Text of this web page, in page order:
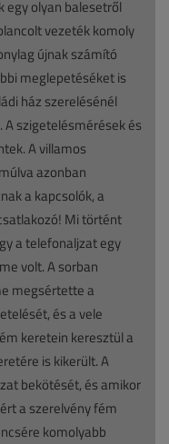
egy olyan balesetről
vezeték komoly
újnak számító
meglepetéséket is
ház szerelésénél
szigetelésmérések és
A villamos
azonban
a kapcsolók, a
Mi történt
a telefonaljzat egy
volt. A sorban
megsértette a
és a vele
keretein keresztül a
is kikerült. A
bekötését, és amikor
a szerelvény fém
komolyabb